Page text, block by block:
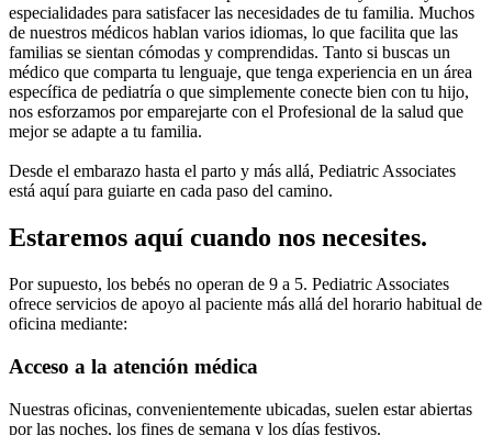
especialidades para satisfacer las necesidades de tu familia. Muchos
de nuestros médicos hablan varios idiomas, lo que facilita que las
familias se sientan cómodas y comprendidas. Tanto si buscas un
médico que comparta tu lenguaje, que tenga experiencia en un área
específica de pediatría o que simplemente conecte bien con tu hijo,
nos esforzamos por emparejarte con el Profesional de la salud que
mejor se adapte a tu familia.
Desde el embarazo hasta el parto y más allá, Pediatric Associates
está aquí para guiarte en cada paso del camino.
Estaremos aquí cuando nos necesites.
Por supuesto, los bebés no operan de 9 a 5. Pediatric Associates
ofrece servicios de apoyo al paciente más allá del horario habitual de
oficina mediante:
Acceso a la atención médica
Nuestras oficinas, convenientemente ubicadas, suelen estar abiertas
por las noches, los fines de semana y los días festivos.